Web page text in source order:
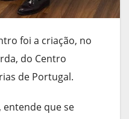
foi a criação, no
do Centro
de Portugal.
entende que se